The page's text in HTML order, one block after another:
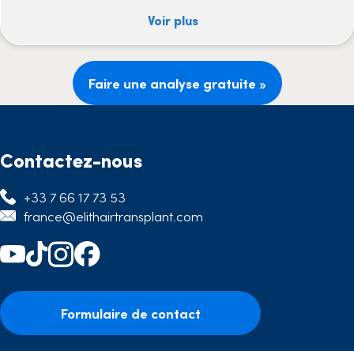
Voir plus
Faire une analyse gratuite »
Contactez-nous
+33 7 66 17 73 53
france@elithairtransplant.com
Formulaire de contact